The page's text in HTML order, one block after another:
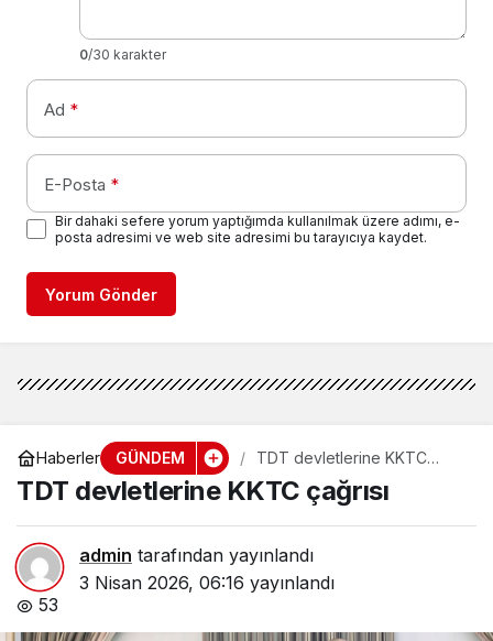
0/30 karakter
Ad *
E-Posta *
Bir dahaki sefere yorum yaptığımda kullanılmak üzere adımı, e-
posta adresimi ve web site adresimi bu tarayıcıya kaydet.
Yorum Gönder
Haberler GÜNDEM
TDT devletlerine KKTC
çağrısı
TDT devletlerine KKTC çağrısı
admin tarafından yayınlandı
3 Nisan 2026, 06:16 yayınlandı
53